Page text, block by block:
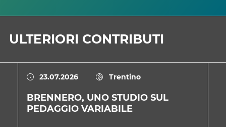
ULTERIORI CONTRIBUTI
23.07.2026 Trentino
BRENNERO, UNO STUDIO SUL
PEDAGGIO VARIABILE